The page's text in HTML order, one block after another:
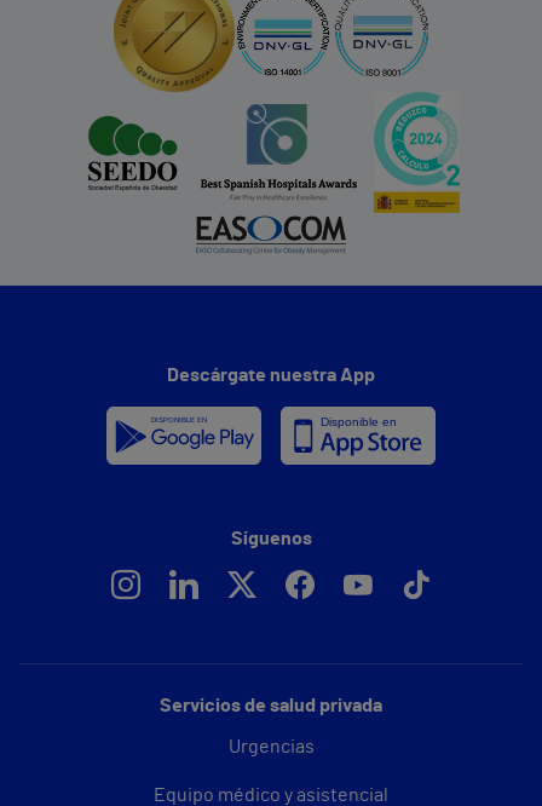
Servicios de salud privada
Urgencias
Equipo médico y asistencial
Descárgate nuestra App
Síguenos